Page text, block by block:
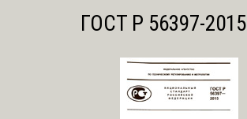
ГОСТ Р 56397-2015